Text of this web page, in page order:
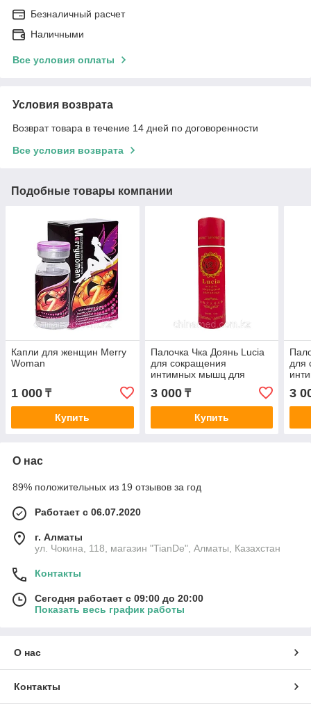
Безналичный расчет
Наличными
Все условия оплаты
Условия возврата
Возврат товара в течение 14 дней по договоренности
Все условия возврата
Подобные товары компании
Капли для женщин Merry
Woman
1 000 ₸
Купить
Палочка Чка Доянь Lucia
для сокращения
интимных мышц для
3 000₸
Купить
для
3
О нас
89% положительных из 19 отзывов за год
Работает с 06.07.2020
г. Алматы
ул. Чокина, 118, магазин "TianDe", Алматы, Казахстан
Контакты
Сегодня работает с 09:00 до 20:00
Показать весь график работы
О нас
Контакты